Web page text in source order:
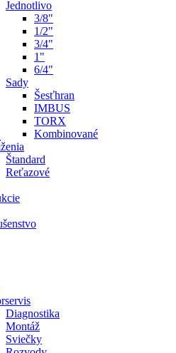
Jednotlivo
3/8"
1/2"
3/4"
1"
6/4"
Sady
Šesťhran
IMBUS
TORX
Kombinované
Štandard
Reťazové
Diagnostika
Montáž
Sviečky